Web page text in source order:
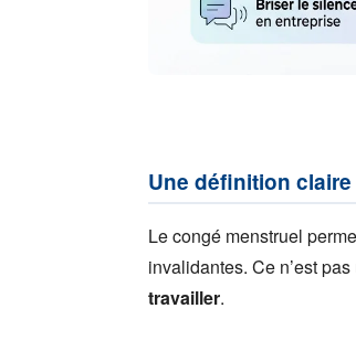
Une définition
Le congé menstruel
invalidantes. Ce n’est
travailler.